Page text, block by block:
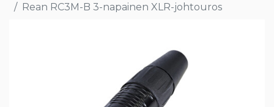
Rean RC3M-B 3-napainen XLR-johtouros